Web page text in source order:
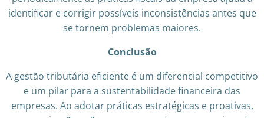
identificar e corrigir possíveis inconsistências antes que
se tornem problemas maiores.
Conclusão
A gestão tributária eficiente é um diferencial competitivo
e um pilar para a sustentabilidade financeira das
empresas. Ao adotar práticas estratégicas e proativas,